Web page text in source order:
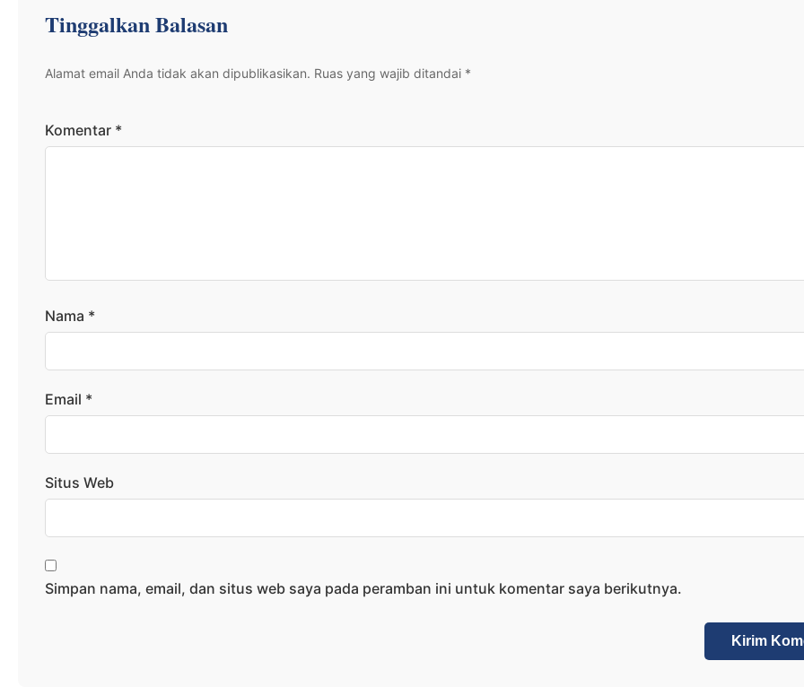
Tinggalkan Balasan
Alamat email Anda tidak akan dipublikasikan. Ruas yang wajib ditandai *
Komentar *
Nama *
Email *
Situs Web
Simpan nama, email, dan situs web saya pada peramban ini untuk komentar saya berikutnya.